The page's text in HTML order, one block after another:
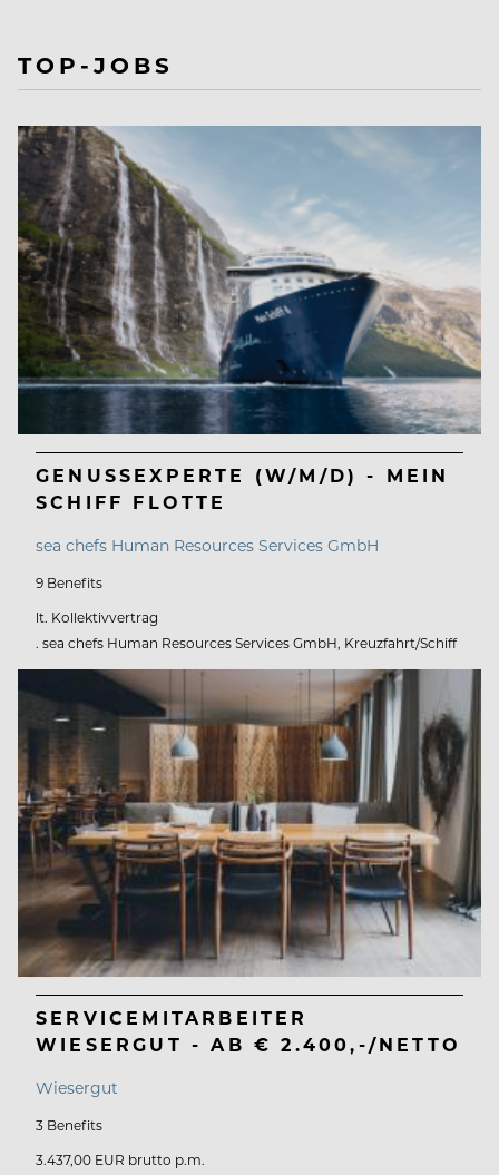
TOP-JOBS
GENUSSEXPERTE (W/M/D) - MEIN
SCHIFF FLOTTE
sea chefs Human Resources Services GmbH
9 Benefits
lt. Kollektivvertrag
. sea chefs Human Resources Services GmbH, Kreuzfahrt/Schiff
SERVICEMITARBEITER
WIESERGUT - AB € 2.400,-/NETTO
Wiesergut
3 Benefits
3.437,00 EUR brutto p.m.